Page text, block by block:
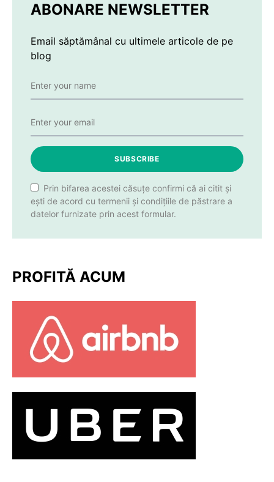
ABONARE NEWSLETTER
Email săptămânal cu ultimele articole de pe
blog
SUBSCRIBE
Prin bifarea acestei căsuțe confirmi că ai citit și
ești de acord cu termenii și condițiile de păstrare a
datelor furnizate prin acest formular.
PROFITĂ ACUM